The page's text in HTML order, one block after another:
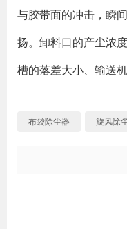
与胶带面的冲击，瞬
扬。卸料口的产尘浓
槽的落差大小、输送
布袋除尘器 旋风除